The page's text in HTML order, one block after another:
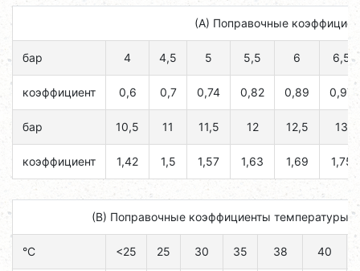
(А) Поправочные
бар 4 4,5 5 5,5 6 6,5
коэффициент 0,6 0,7 0,74 0,82 0,89 0,97
бар 10,5 11 11,5 12 12,5 13
коэффициент 1,42 1,5 1,57 1,63 1,69 1,75
(B) Поправочные коэффициенты температуры
°C <25 25 30 35 38 40